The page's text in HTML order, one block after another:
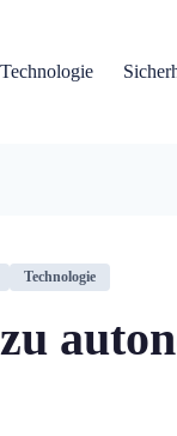
Technologie
Technologie